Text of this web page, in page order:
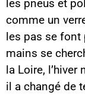
les pneus et
comme un
les pas se font
mains se
la Loire, l’hiver
il a changé de